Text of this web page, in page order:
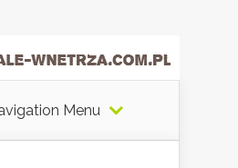
Menu